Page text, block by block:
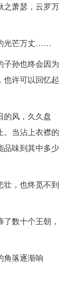
之萧瑟，云罗万
光芒万丈……
子孙也终会因为
也许可以回忆起
的风，久久盘
。当沾上衣襟的
品味到其中多少
壮，也终觅不到
数十个王朝，
角落逐渐响